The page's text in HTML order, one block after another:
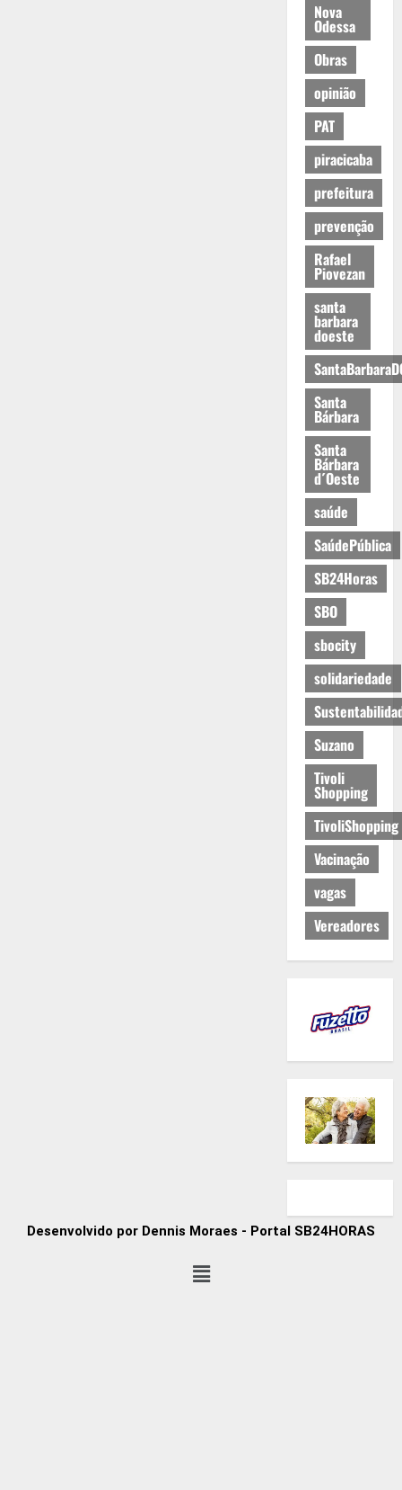
Nova
Odessa
Obras
opinião
PAT
piracicaba
prefeitura
prevenção
Rafael
Piovezan
santa
barbara
doeste
Santa
Bárbara
Santa
Bárbara
d´Oeste
saúde
SaúdePública
SB24Horas
SBO
sbocity
solidariedade
Suzano
Tivoli
Shopping
TivoliShopping
Vacinação
vagas
Vereadores
Desenvolvido por Dennis Moraes - Portal SB24HORAS